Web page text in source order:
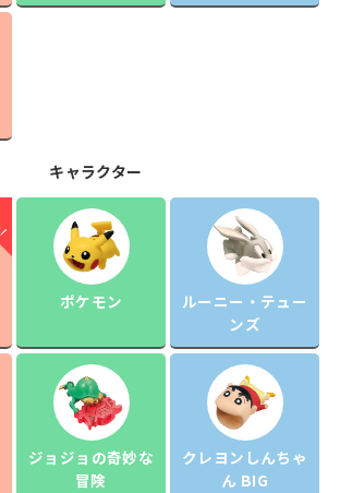
キャラクター
ポケモン
ルーニー・テュー
ンズ
ジョジョの奇妙な
冒険
クレヨンしんちゃ
ん BIG